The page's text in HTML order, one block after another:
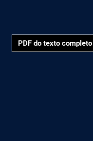
PDF do texto completo